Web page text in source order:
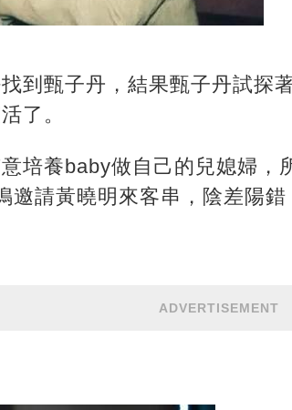
到甄子丹，結果甄子丹試探
了。
培養baby做自己的兒媳婦，
邀請黃曉明來客串，陰差陽
ADVERTISEMENT